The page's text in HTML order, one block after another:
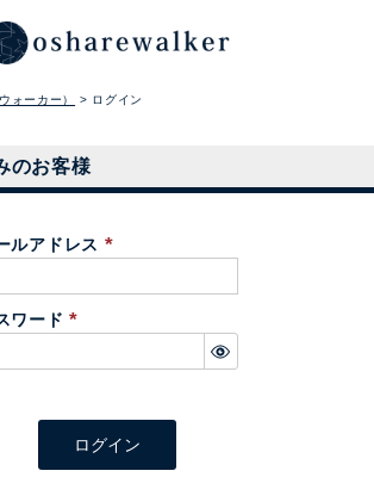
ォーカー） ログイン
のお客様
ルアドレス
必
ワード
必
ログイン